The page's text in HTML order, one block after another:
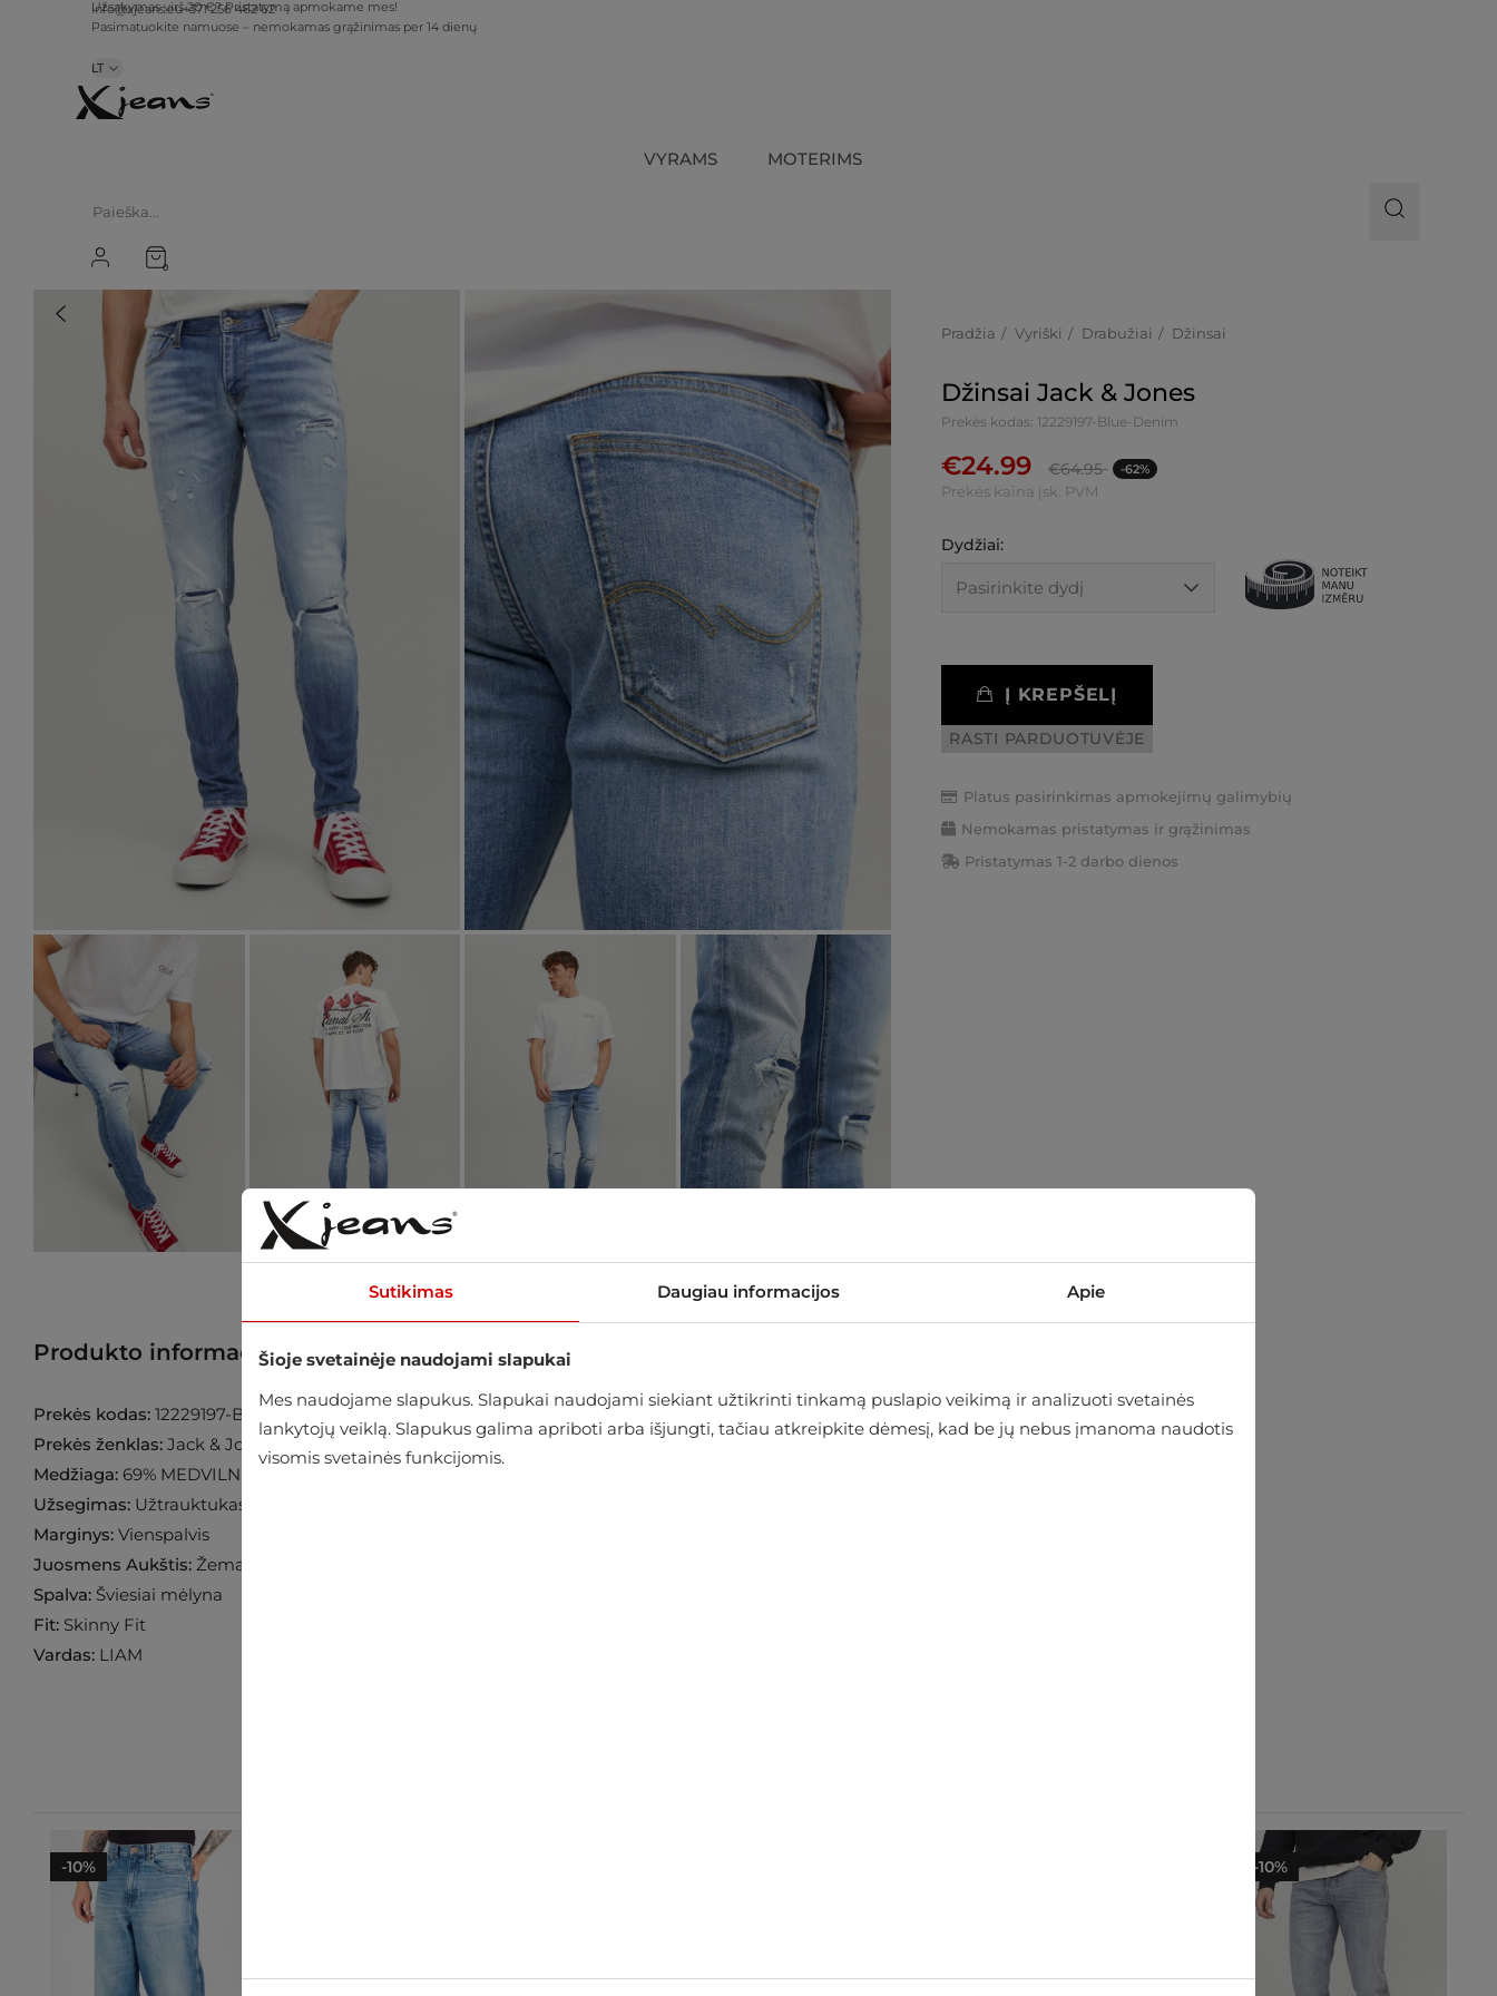
info@xjeans.eu+371 256 462 62
Užsakymas virš 20 €? Pristatymą apmokame mes!
LT
VYRAMS MOTERIMS
0
Pradžia Vyriški Drabužiai Džinsai
Džinsai Jack & Jones
Prekės kodas: 12229197-Blue-Denim
€24.99 €64.95 -62%
Prekės kaina įsk. PVM
Dydžiai:
Į KREPŠELĮ
RASTI PARDUOTUVĖJE
Platus pasirinkimas apmokejimų galimybių
Nemokamas pristatymas ir grąžinimas
Pristatymas 1-2 darbo dienos
Produkto informacija Raskite prekę parduotuvėje
Prekės kodas: 12229197-Blue-Denim
Prekės ženklas: Jack & Jones
Medžiaga: 69% MEDVILNĖ 3% VISKOZĖ 26% POLIESTERIS 2% ELASTANAS
Užsegimas: Užtrauktukas
Marginys: Vienspalvis
Juosmens Aukštis: Žemas
Spalva: Šviesiai mėlyna
Fit: Skinny Fit
Vardas: LIAM
-10%
-10%
Sutikimas Daugiau informacijos Apie
Šioje svetainėje naudojami slapukai
Mes naudojame slapukus. Slapukai naudojami siekiant užtikrinti tinkamą puslapio veikimą ir analizuoti svetainės
lankytojų veiklą. Slapukus galima apriboti arba išjungti, tačiau atkreipkite dėmesį, kad be jų nebus įmanoma naudotis
visomis svetainės funkcijomis.